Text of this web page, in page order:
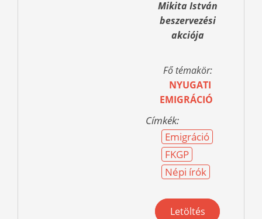
Mikita István
beszervezési
akciója
Fő témakör:
NYUGATI
EMIGRÁCIÓ
Címkék:
Emigráció
FKGP
Népi írók
Letöltés